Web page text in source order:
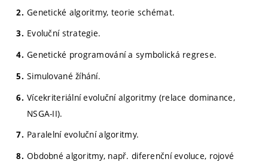
Genetické algoritmy, teorie schémat.
Evoluční strategie.
Genetické programování a symbolická regrese.
Simulované žíhání.
Vícekriteriální evoluční algoritmy (relace dominance,
NSGA-II).
Paralelní evoluční algoritmy.
Obdobné algoritmy, např. diferenční evoluce, rojové